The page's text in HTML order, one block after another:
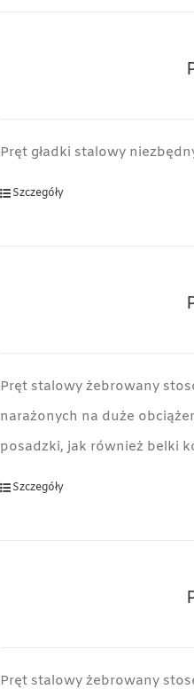
Pręt gładki stalowy
Szczegóły
Pręt stalowy żebrowany
narażonych na duże
posadzki, jak również belki
Szczegóły
Pręt stalowy żebrowany